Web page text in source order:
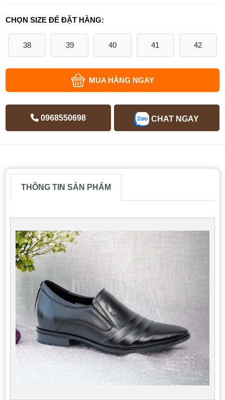
CHỌN SIZE ĐỂ ĐẶT HÀNG:
38 39 40 41 42
MUA HÀNG NGAY
0968550698 CHAT NGAY
THÔNG TIN SẢN PHẨM